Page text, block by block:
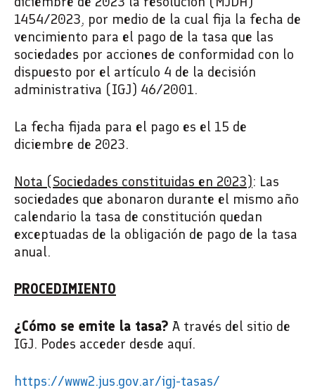
1454/2023, por medio de la cual fija la fecha de
vencimiento para el pago de la tasa que las
sociedades por acciones de conformidad con lo
dispuesto por el artículo 4 de la decisión
administrativa (IGJ) 46/2001.
La fecha fijada para el pago es el 15 de
diciembre de 2023.
Nota (Sociedades constituidas en 2023): Las
sociedades que abonaron durante el mismo año
calendario la tasa de constitución quedan
exceptuadas de la obligación de pago de la tasa
anual.
PROCEDIMIENTO
¿Cómo se emite la tasa? A través del sitio de
IGJ. Podes acceder desde aquí.
https://www2.jus.gov.ar/igj-tasas/